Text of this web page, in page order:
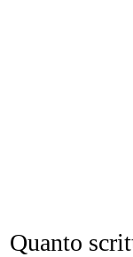
Quanto